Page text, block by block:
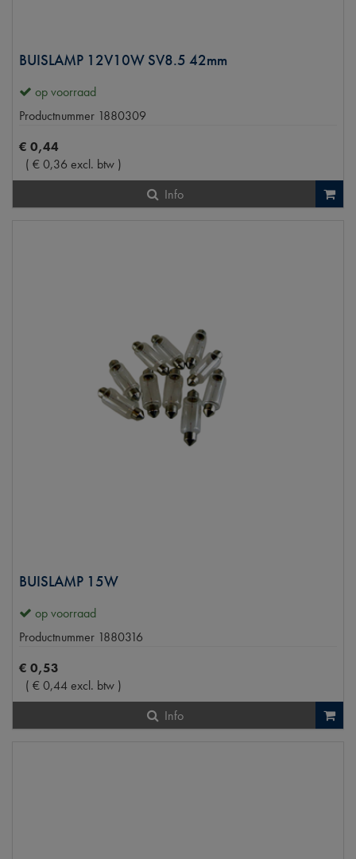
BUISLAMP 12V10W SV8.5 42mm
op voorraad
Productnummer 1880309
€ 0,44
( €0,36 excl. btw )
Info
BUISLAMP 15W
op voorraad
Productnummer 1880316
€ 0,53
( €0,44excl. btw )
Info